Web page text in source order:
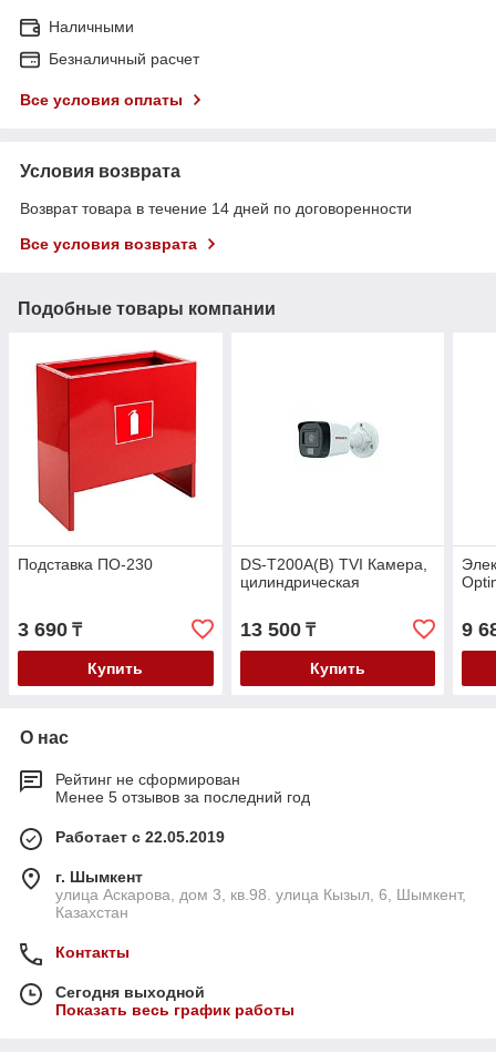
Наличными
Безналичный расчет
Все условия оплаты
Условия возврата
Возврат товара в течение 14 дней по договоренности
Все условия возврата
Подобные товары компании
Подставка ПО-230
3 690 ₸
Купить
DS-T200A(B) TVI Камера,
цилиндрическая
13 500₸
Купить
9
О нас
Рейтинг не сформирован
Менее 5 отзывов за последний год
Работает с 22.05.2019
г. Шымкент
улица Аскарова, дом 3, кв.98. улица Кызыл, 6, Шымкент,
Казахстан
Контакты
Сегодня выходной
Показать весь график работы